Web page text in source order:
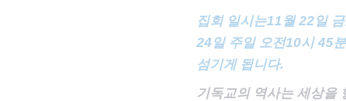
집회 일시는11월 22일
24일 주일 오전10시 45
섬기게 됩니다.
기독교의 역사는 세상을